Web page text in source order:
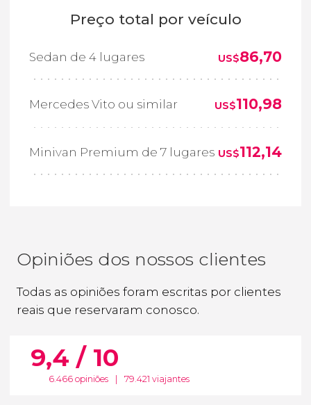
Preço total por veículo
Sedan de 4 lugares US$86,70
Mercedes Vito ou similar US$110,98
Minivan Premium de 7 lugares US$112,14
Opiniões dos nossos clientes
Todas as opiniões foram escritas por clientes
reais que reservaram conosco.
9,4 / 10
6.466 opiniões 79.421 viajantes